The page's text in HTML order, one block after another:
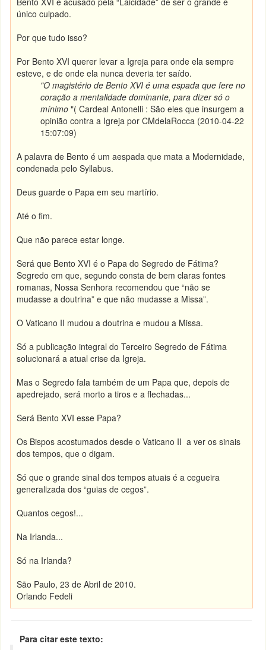
único culpado.
Por que tudo isso?
Por Bento XVI querer levar a Igreja para onde ela sempre
esteve, e de onde ela nunca deveria ter saído.
"O magistério de Bento XVI é uma espada que fere no
coração a mentalidade dominante, para dizer só o
mínimo "( Cardeal Antonelli : São eles que insurgem a
opinião contra a Igreja por CMdelaRocca (2010-04-22
15:07:09)
A palavra de Bento é um aespada que mata a Modernidade,
condenada pelo Syllabus.
Deus guarde o Papa em seu martírio.
Até o fim.
Que não parece estar longe.
Será que Bento XVI é o Papa do Segredo de Fátima?
Segredo em que, segundo consta de bem claras fontes
romanas, Nossa Senhora recomendou que “não se
mudasse a doutrina” e que não mudasse a Missa”.
O Vaticano II mudou a doutrina e mudou a Missa.
Só a publicação integral do Terceiro Segredo de Fátima
solucionará a atual crise da Igreja.
Mas o Segredo fala também de um Papa que, depois de
apedrejado, será morto a tiros e a flechadas...
Será Bento XVI esse Papa?
Os Bispos acostumados desde o Vaticano II a ver os sinais
dos tempos, que o digam.
Só que o grande sinal dos tempos atuais é a cegueira
generalizada dos “guias de cegos”.
Quantos cegos!...
Na Irlanda...
Só na Irlanda?
São Paulo, 23 de Abril de 2010.
Orlando Fedeli
Para citar este texto: